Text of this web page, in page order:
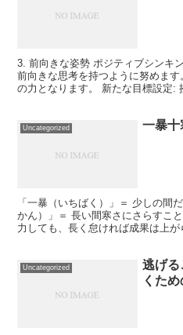
3. 前向きな姿勢 ポジティブシンキ
前向きな思考を持つように努めま
の力となります。 新たな目標設定:
Uncategorized 一暴十
「一暴（いちばく）」＝ 少しの間
かん）」＝ 長い間寒さにさらすこ
力しても、長く怠ければ成果は上
Uncategorized
逃げる
くため